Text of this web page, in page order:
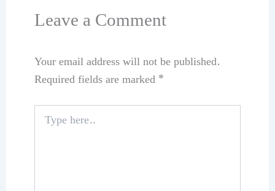
Leave a Comment
Your email address will not be published.
Required fields are marked *
here..